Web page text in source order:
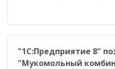
"1С:Предприятие 8"
"Мукомольный